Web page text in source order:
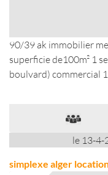
90/39 ak immobilier
superficie de100m² 1
boulvard) commercial
le 13-
simplexe alger